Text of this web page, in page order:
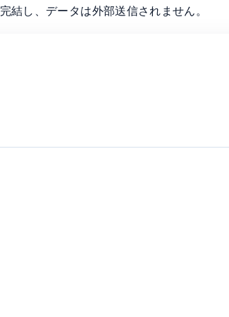
結し、データは外部送信されません。